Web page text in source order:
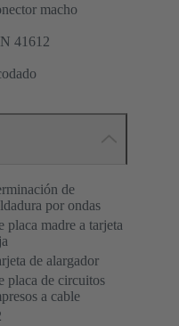
macho
41612
de
por ondas
placa madre a tarjeta
de alargador
placa de circuitos
a cable